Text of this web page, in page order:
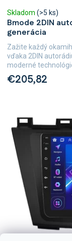
Bmode 2DIN
generácia
Skladom (>5 ks)
€205,82
Zažite každý
vďaka 2DIN
moderné